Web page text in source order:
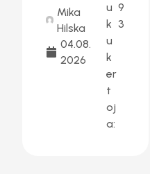
Mika
Hilska
04.08.
2026
u
k
u
k
er
t
oj
a:
9
3